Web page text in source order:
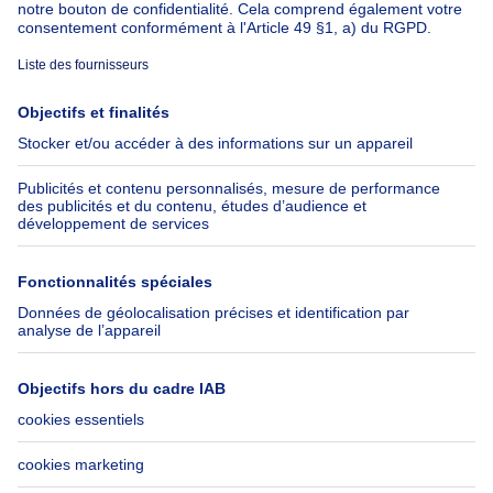
À propos
Immoweb
Presse
Emplois
Groupe Axel Springer
SeLoger.com
Immowelt.de
Outils
Belfius
Assurances
Check-list déménagement
Aide
FAQ
Accessibilité
Contactez-nous
Suivez-nous
LinkedIn